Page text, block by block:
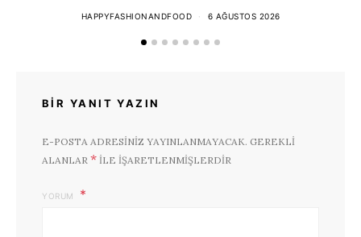
HAPPYFASHIONANDFOOD 6 AĞUSTOS 2026
BIR YANIT YAZIN
E-POSTA ADRESINIZ YAYINLANMAYACAK. GEREKLI
ALANLAR * ILE IŞARETLENMIŞLERDIR
YORUM